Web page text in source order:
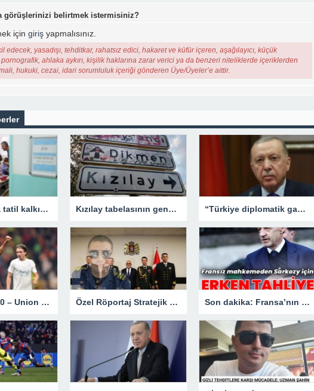
görüşlerinizi belirtmek istermisiniz?
için giriş yapmalısınız.
edecek, yasadışı, tehditkar, rahatsız edici, hakaret ve küfür içeren, aşağılayıcı, küçük
ahlaka aykırı, kişilik haklarına zarar verici ya da benzeri niteliklerde içeriklerden
hukuki, cezai, idari sorumluluk içeriği gönderen Üye/Üyeler’e aittir.
Okullarda ara tatil kalkıyor mu? Bakan Tekin’den açıklama. Kızılay tabelasının gençlerle imtihanı! “Türkiye diplomatik gayretlerine devam edecek”
Galatasaray: 0 – Union Saint-Gilloise: 1 | MAÇ SONUCU ! Özel Röportaj Stratejik Deniz Güvenliği Uzmanı Gemi Kaptanı Şahin Avşar ile Konuştuk? “Karadeniz’de yeni bir güvenlik mimarisi mi doğuyor? Son dakika: Fransa’nın eski lideri Sarkozy’e erken tahliye.